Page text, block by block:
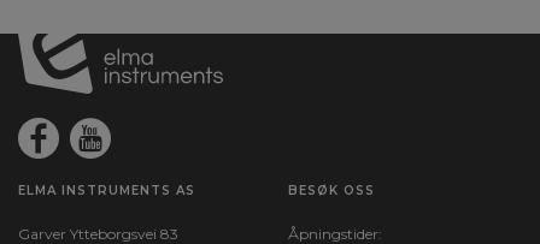
ELMA INSTRUMENTS AS
Garver Ytteborgsvei 83
BESØK OSS
Åpningstider: